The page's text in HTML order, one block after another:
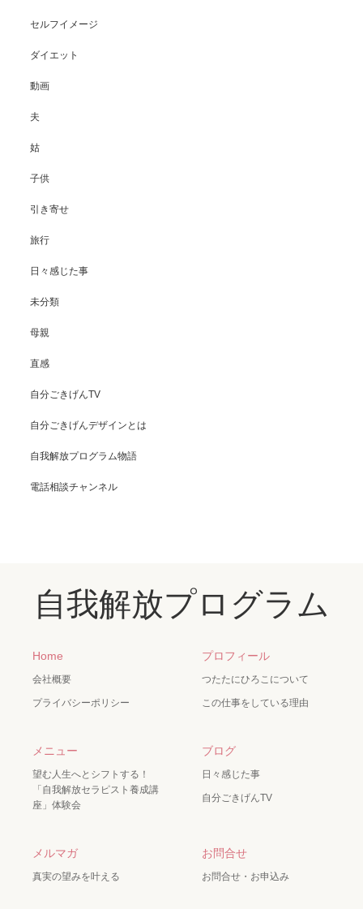
セルフイメージ
ダイエット
動画
夫
姑
子供
引き寄せ
旅行
日々感じた事
未分類
母親
直感
自分ごきげんTV
自分ごきげんデザインとは
自我解放プログラム物語
電話相談チャンネル
自我解放プログラム
Home
会社概要
プライバシーポリシー
プロフィール
つたたにひろこについて
この仕事をしている理由
メニュー
望む人生へとシフトする！
「自我解放セラピスト養成講
座」体験会
ブログ
日々感じた事
自分ごきげんTV
メルマガ
真実の望みを叶える
お問合せ
お問合せ・お申込み